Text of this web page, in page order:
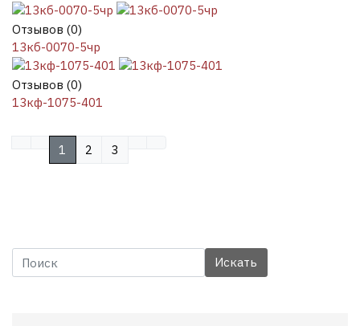
Отзывов (0)
13кб-0070-5чр
Отзывов (0)
13кф-1075-401
1 2 3